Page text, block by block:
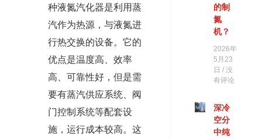
种液氮汽化器是利用蒸
汽作为热源，与液氮进
行热交换的设备。它的
优点是温度高、效率
高、可靠性好，但是需
要有蒸汽供应系统、阀
门控制系统等配套设
施，运行成本较高。这
的制
氮
机？
2026年
5月23
日 没
有评论
深冷
空分
中纯